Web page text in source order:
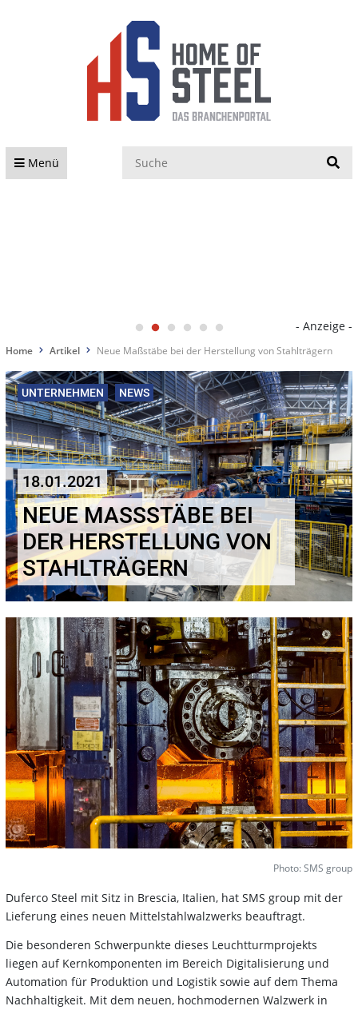
Menü
- Anzeige -
Home Artikel Neue Maßstäbe bei der Herstellung von Stahlträgern
UNTERNEHMEN NEWS
18.01.2021
NEUE MASSSTÄBE BEI D
ER HERSTELLUNG VON S
TAHLTRÄGERN
Duferco Steel mit Sitz in Brescia, Italien, hat SMS group mit der
Lieferung eines neuen Mittelstahlwalzwerks beauftragt.
Die besonderen Schwerpunkte dieses Leuchtturmprojekts
liegen auf Kernkomponenten im Bereich Digitalisierung und
Automation für Produktion und Logistik sowie auf dem Thema
Nachhaltigkeit. Mit dem neuen, hochmodernen Walzwerk in
Photo: SMS group